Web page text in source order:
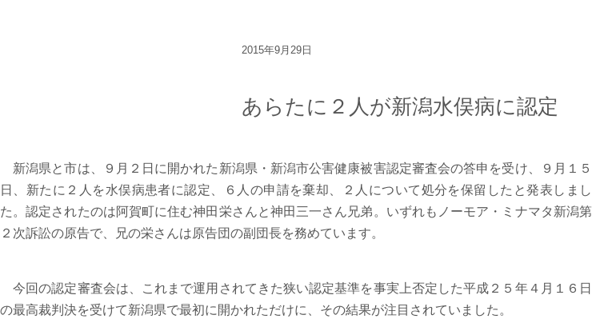
2015年9月29日
あらたに２人が新潟水俣病に認定
新潟県と市は、９月２日に開かれた新潟県・新潟市公害健康被害認定審査会の答申を受け、９月１５
日、新たに２人を水俣病患者に認定、６人の申請を棄却、２人について処分を保留したと発表しまし
た。認定されたのは阿賀町に住む神田栄さんと神田三一さん兄弟。いずれもノーモア・ミナマタ新潟第
２次訴訟の原告で、兄の栄さんは原告団の副団長を務めています。
今回の認定審査会は、これまで運用されてきた狭い認定基準を事実上否定した平成２５年４月１６日
の最高裁判決を受けて新潟県で最初に開かれただけに、その結果が注目されていました。